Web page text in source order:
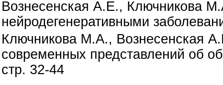
Вознесенская А.Е., Ключникова
нейродегенеративными
Ключникова М.А., Вознесенская
современных представлений об
стр. 32-44